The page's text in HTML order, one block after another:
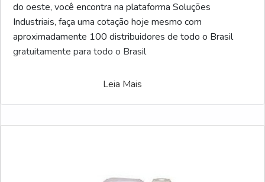
do oeste, você encontra na plataforma Soluções
Industriais, faça uma cotação hoje mesmo com
aproximadamente 100 distribuidores de todo o Brasil
gratuitamente para todo o Brasil
Leia Mais